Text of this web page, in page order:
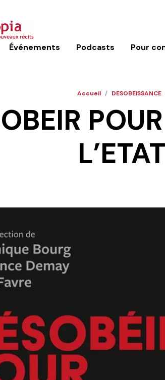
Événements Podcasts Pour
Accueil / DESOBEISSANCE